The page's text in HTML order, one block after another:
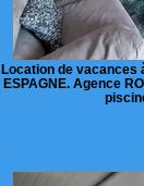
Location de vacances
ESPAGNE. Agence